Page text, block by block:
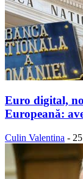
Euro digital,
Europeană:
Culin Valentina -